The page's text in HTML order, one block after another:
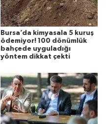
Bursa’da kimyasala 5 kuruş
ödemiyor! 100 dönümlük
bahçede uyguladığı
yöntem dikkat çekti